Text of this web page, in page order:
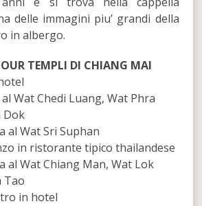
delle immagini piu’ grandi della
in albergo.
TEMPLI DI CHIANG MAI
Wat Chedi Luang, Wat Phra
Dok
al Wat Sri Suphan
in ristorante tipico thailandese
al Wat Chiang Man, Wat Lok
Tao
in hotel